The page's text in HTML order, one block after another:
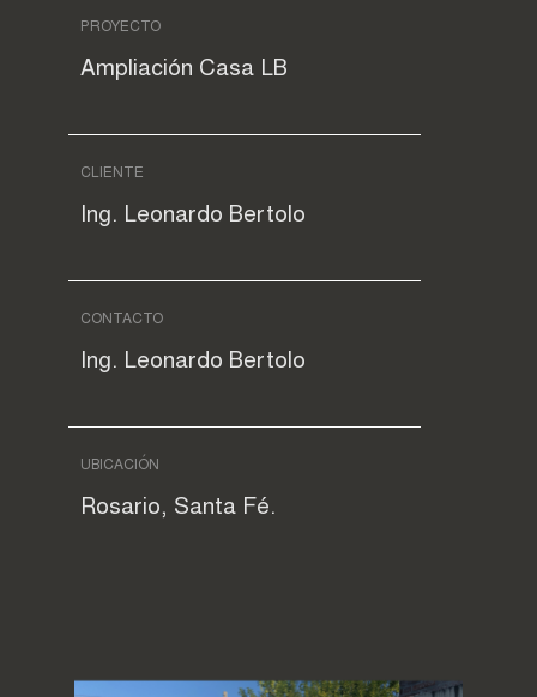
PROYECTO
Ampliación Casa LB
CLIENTE
Ing. Leonardo Bertolo
CONTACTO
Ing. Leonardo Bertolo
UBICACIÓN
Rosario, Santa Fé.